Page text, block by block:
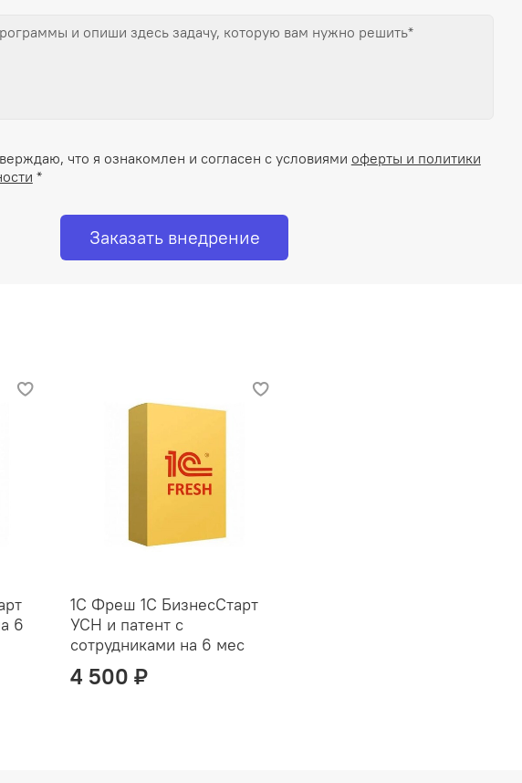
что я ознакомлен и согласен с условиями оферты и политики
*
Заказать внедрение
6
1С Фреш 1С БизнесСтарт
УСН и патент с
сотрудниками на 6 мес
4 500 ₽